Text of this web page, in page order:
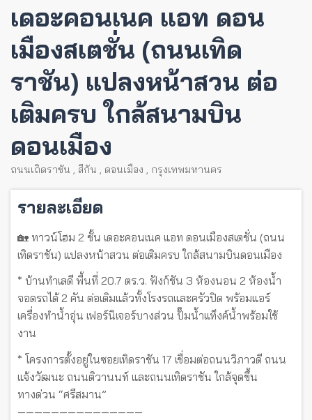
เดอะคอนเนค แอท ดอน
เมืองสเตชั่น (ถนนเทิด
ราชัน) แปลงหน้าสวน ต่อ
เติมครบ ใกล้สนามบิน
ดอนเมือง
ถนนเถิดราชัน , สีกัน , ดอนเมือง , กรุงเทพมหานคร
รายละเอียด
🏡 ทาวน์โฮม 2 ชั้น เดอะคอนเนค แอท ดอนเมืองสเตชั่น (ถนน
เทิดราชัน) แปลงหน้าสวน ต่อเติมครบ ใกล้สนามบินดอนเมือง
* บ้านทำเลดี พื้นที่ 20.7 ตร.ว. ฟังก์ชัน 3 ห้องนอน 2 ห้องน้ำ
จอดรถได้ 2 คัน ต่อเติมแล้วทั้งโรงรถและครัวปิด พร้อมแอร์
เครื่องทำน้ำอุ่น เฟอร์นิเจอร์บางส่วน ปั๊มน้ำแท็งค์น้ำพร้อมใช้
งาน
* โครงการตั้งอยู่ในซอยเทิดราชัน 17 เชื่อมต่อถนนวิภาวดี ถนน
แจ้งวัฒนะ ถนนติวานนท์ และถนนเทิดราชัน ใกล้จุดขึ้น
ทางด่วน “ศรีสมาน”
———————————————